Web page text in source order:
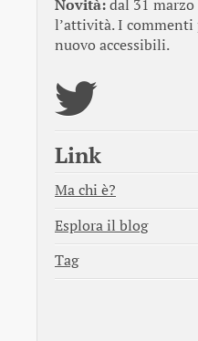
Novità:dal 31 marzo
l’attività. I commenti
nuovo accessibili.
Link
Ma chi è?
Esplora il blog
Tag